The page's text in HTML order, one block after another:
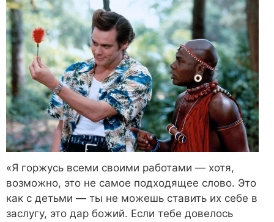
«Я горжусь всеми своими работами — хотя,
возможно, это не самое подходящее слово. Это
как с детьми — ты не можешь ставить их себе в
заслугу, это дар божий. Если тебе довелось